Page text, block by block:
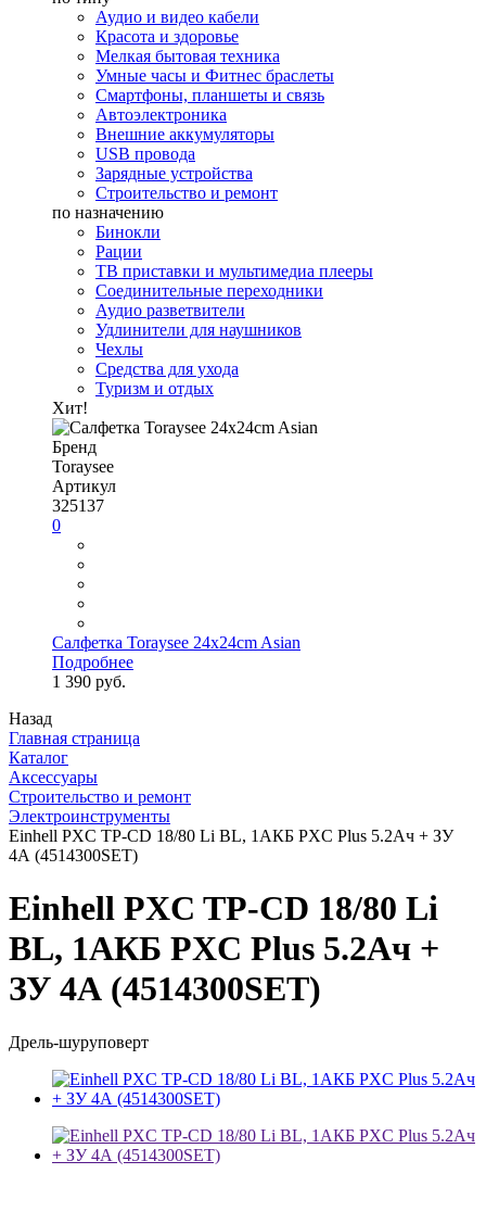
Аудио и видео кабели
Красота и здоровье
Мелкая бытовая техника
Умные часы и Фитнес браслеты
Смартфоны, планшеты и связь
Автоэлектроника
Внешние аккумуляторы
USB провода
Зарядные устройства
Строительство и ремонт
по назначению
Бинокли
Рации
ТВ приставки и мультимедиа плееры
Соединительные переходники
Аудио разветвители
Удлинители для наушников
Чехлы
Средства для ухода
Туризм и отдых
Хит!
Бренд
Toraysee
Артикул
325137
0
Салфетка Toraysee 24x24cm Asian
Подробнее
1 390 руб.
Назад
Главная страница
Каталог
Аксессуары
Строительство и ремонт
Электроинструменты
Einhell PXC TP-CD 18/80 Li BL, 1АКБ PXC Plus 5.2Ач + ЗУ
4А (4514300SET)
Einhell PXC TP-CD 18/80 Li
BL, 1АКБ PXC Plus 5.2Ач +
ЗУ 4А (4514300SET)
Дрель-шуруповерт